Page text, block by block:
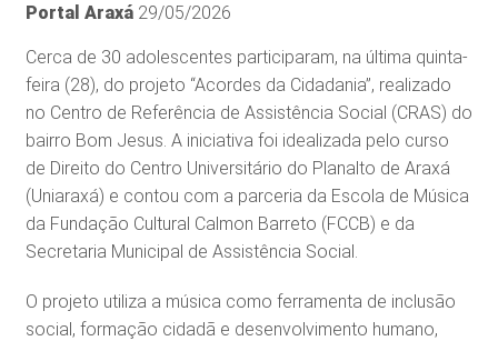
Portal Araxá 29/05/2026
Cerca de 30 adolescentes participaram, na última quinta-
feira (28), do projeto “Acordes da Cidadania”, realizado
no Centro de Referência de Assistência Social (CRAS) do
bairro Bom Jesus. A iniciativa foi idealizada pelo curso
de Direito do Centro Universitário do Planalto de Araxá
(Uniaraxá) e contou com a parceria da Escola de Música
da Fundação Cultural Calmon Barreto (FCCB) e da
Secretaria Municipal de Assistência Social.
O projeto utiliza a música como ferramenta de inclusão
social, formação cidadã e desenvolvimento humano,